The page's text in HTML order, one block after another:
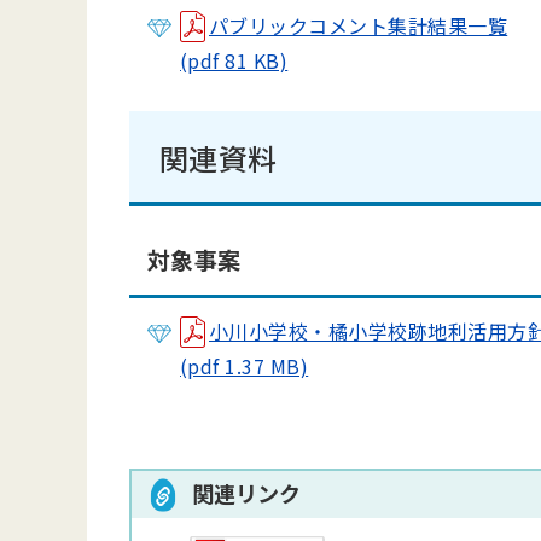
パブリックコメント集計結果一覧
(pdf 81 KB)
関連資料
対象事案
小川小学校・橘小学校跡地利活用方
(pdf 1.37 MB)
関連リンク